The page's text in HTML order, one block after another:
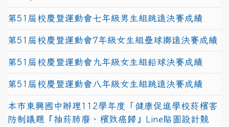
第51屆校慶暨運動會七年級男生組跳遠決賽成績
第51屆校慶暨運動會7年級女生組壘球擲遠決賽成績
第51屆校慶暨運動會九年級女生組鉛球決賽成績
第51屆校慶暨運動會八年級女生組跳遠決賽成績
本市東興國中辦理112學年度「健康促進學校菸檳害
防制議題『抽菸肺廢、檳致癌歸』Line貼圖設計競